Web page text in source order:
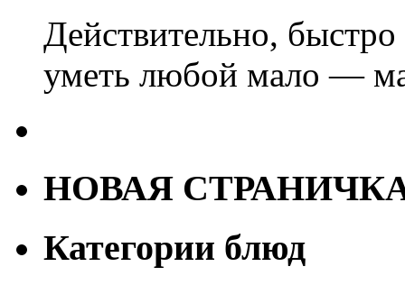
Действительно, быстро
уметь любой мало —
НОВАЯ
Категории блюд